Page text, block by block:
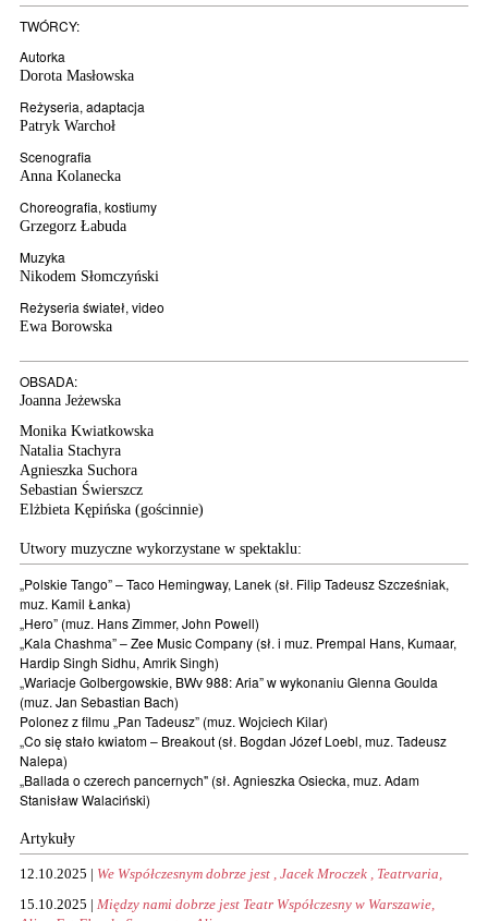
TWÓRCY:
Autorka
Dorota Masłowska
Reżyseria, adaptacja
Patryk Warchoł
Scenografia
Anna Kolanecka
Choreografia, kostiumy
Grzegorz Łabuda
Muzyka
Nikodem Słomczyński
Reżyseria świateł, video
Ewa Borowska
OBSADA:
Joanna Jeżewska
Monika Kwiatkowska
Natalia Stachyra
Agnieszka Suchora
Sebastian Świerszcz
Elżbieta Kępińska (gościnnie)
Utwory muzyczne wykorzystane w spektaklu:
„Polskie Tango” – Taco Hemingway, Lanek (sł. Filip Tadeusz Szcześniak,
muz. Kamil Łanka)
„Hero” (muz. Hans Zimmer, John Powell)
„Kala Chashma” – Zee Music Company (sł. i muz. Prempal Hans, Kumaar,
Hardip Singh Sidhu, Amrik Singh)
„Wariacje Golbergowskie, BWv 988: Aria” w wykonaniu Glenna Goulda
(muz. Jan Sebastian Bach)
Polonez z filmu „Pan Tadeusz” (muz. Wojciech Kilar)
„Co się stało kwiatom – Breakout (sł. Bogdan Józef Loebl, muz. Tadeusz
Nalepa)
„Ballada o czerech pancernych" (sł. Agnieszka Osiecka, muz. Adam
Stanisław Walaciński)
Artykuły
12.10.2025 | We Współczesnym dobrze jest , Jacek Mroczek , Teatrvaria,
15.10.2025 | Między nami dobrze jest Teatr Współczesny w Warszawie,